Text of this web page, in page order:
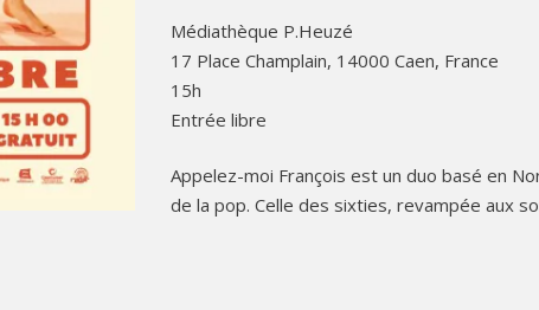
Médiathèque P.Heuzé
17 Place Champlain, 14000 Caen, France
15h
Entrée libre
Appelez-moi François est un duo basé en
de la pop. Celle des sixties, revampée aux